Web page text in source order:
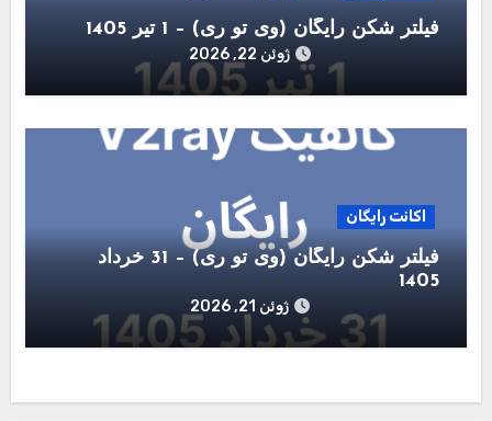
فیلتر شکن رایگان (وی تو ری) – 1 تیر 1405
ژوئن 22, 2026
اکانت رایگان
فیلتر شکن رایگان (وی تو ری) – 31 خرداد
1405
ژوئن 21, 2026